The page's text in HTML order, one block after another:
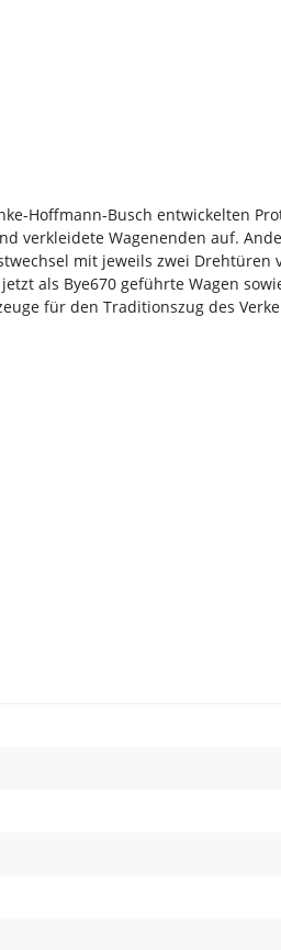
Hoffmann-Busch entwickelten
verkleidete Wagenenden auf.
mit jeweils zwei Drehtüren
als Bye670 geführte Wagen
für den Traditionszug des